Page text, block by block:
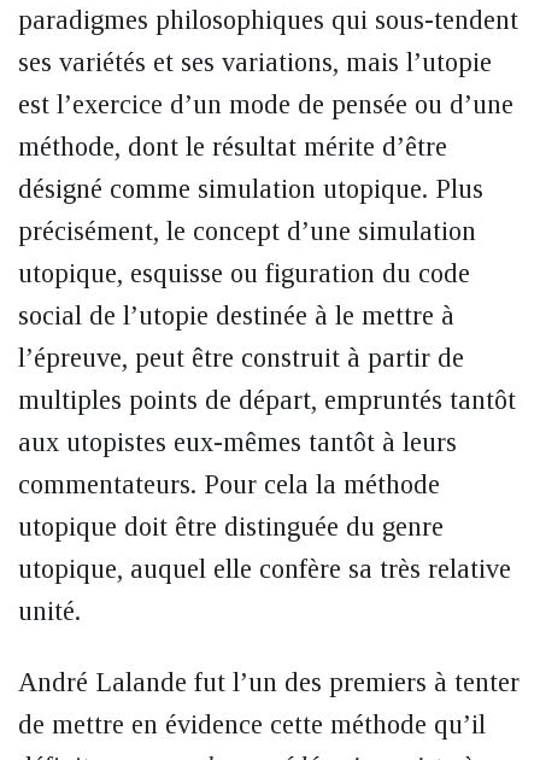
paradigmes philosophiques qui sous-tendent
ses variétés et ses variations, mais l’utopie
est l’exercice d’un mode de pensée ou d’une
méthode, dont le résultat mérite d’être
désigné comme simulation utopique. Plus
précisément, le concept d’une simulation
utopique, esquisse ou figuration du code
social de l’utopie destinée à le mettre à
l’épreuve, peut être construit à partir de
multiples points de départ, empruntés tantôt
aux utopistes eux-mêmes tantôt à leurs
commentateurs. Pour cela la méthode
utopique doit être distinguée du genre
utopique, auquel elle confère sa très relative
unité.
André Lalande fut l’un des premiers à tenter
de mettre en évidence cette méthode qu’il